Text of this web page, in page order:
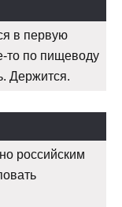
в первую
то по пищеводу
Держится.
российским